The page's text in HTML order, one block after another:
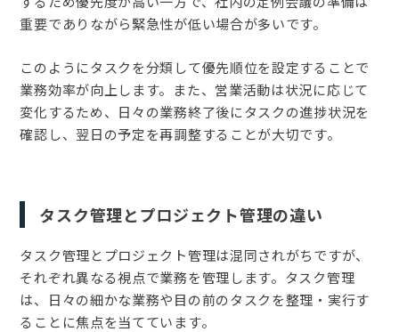
重要でありながら緊急性が低い場合が多いです。
このようにタスクを分類して優先順位を設定することで
業務効率が向上します。また、営業活動は状況に応じて
変化するため、日々の業務終了後にタスクの進捗状況を
確認し、翌日の予定を再調整することが大切です。
タスク管理とプロジェクト管理の違い
タスク管理とプロジェクト管理は混同されがちですが、
それぞれ異なる視点で業務を管理します。タスク管理
は、日々の細かな業務や目の前のタスクを整理・実行す
ることに焦点を当てています。